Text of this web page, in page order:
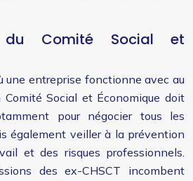
du Comité Social et
une entreprise fonctionne avec au
Social et Économique doit
pour négocier tous les
également veiller à la prévention
et des risques professionnels.
des ex-CHSCT incombent